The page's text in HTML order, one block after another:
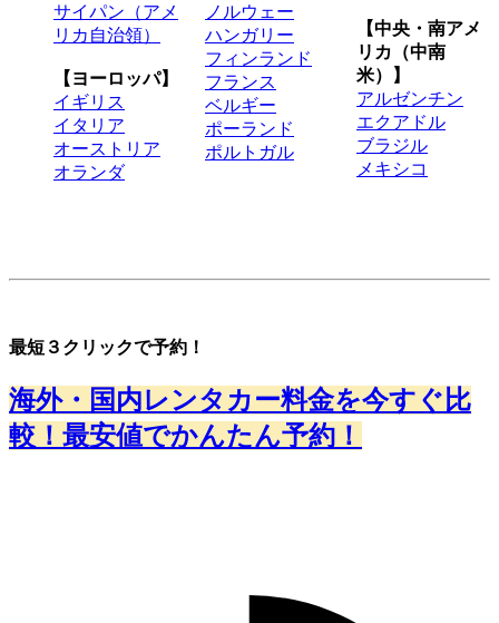
サイパン（アメ
リカ自治領）
【ヨーロッパ】
イギリス
イタリア
オーストリア
オランダ
ノルウェー
ハンガリー
フィンランド
フランス
ベルギー
ポーランド
ポルトガル
【中央・南アメ
リカ（中南
米）】
アルゼンチン
エクアドル
ブラジル
メキシコ
最短３クリックで予約！
海外・国内レンタカー料金を今すぐ比
較！最安値でかんたん予約！